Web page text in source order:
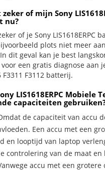
of mijn Sony
nu?
of je Sony LIS1618ERPC
plots niet meer
dit geval kan je best
een gratis diagnose aan
F3311 F3112 batterij.
LIS1618ERPC Mobiele
capaciteiten
de capaciteit van accu
Een accu met een
en looptijd van laptop
controlering van de maat en
accu met een grotere